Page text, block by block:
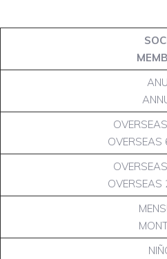
OVERSEAS
OVERSEAS